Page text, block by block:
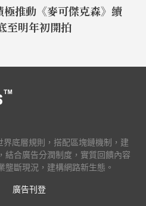
極推動《麥可傑克森》續
至明年初開拍
底層規則，搭配區塊鏈機制，建
結合廣告分潤制度，實質回饋內容
斷現況，建構網路新生態。
廣告刊登